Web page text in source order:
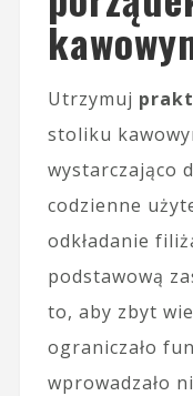
Utrzymuj
stoliku
wystarczająco
codzienne
odkładanie
podstawową
to, aby zbyt
ograniczało
wprowadzało